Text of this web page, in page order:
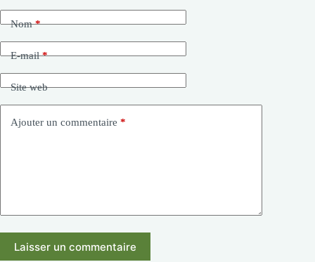
Nom*
E-mail*
Site web
Ajouter un commentaire *
Laisser un commentaire